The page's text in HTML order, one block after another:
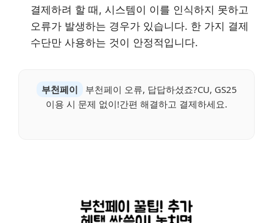
결제하려 할 때, 시스템이 이를 인식하지 못하고
오류가 발생하는 경우가 있습니다. 한 가지 결제
수단만 사용하는 것이 안정적입니다.
부천페이
부천페이 오류, 답답하셨죠?CU, GS25
이용 시 문제 없이!간편 해결하고 결제하세요.